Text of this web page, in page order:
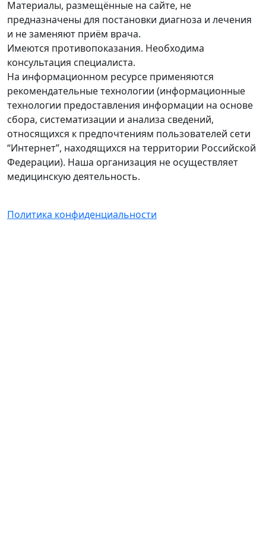
Материалы, размещённые на сайте, не
предназначены для постановки диагноза и лечения
и не заменяют приём врача.
Имеются противопоказания. Необходима
консультация специалиста.
На информационном ресурсе применяются
рекомендательные технологии (информационные
технологии предоставления информации на основе
сбора, систематизации и анализа сведений,
относящихся к предпочтениям пользователей сети
“Интернет”, находящихся на территории Российской
Федерации). Наша организация не осуществляет
медицинскую деятельность.
Политика конфиденциальности